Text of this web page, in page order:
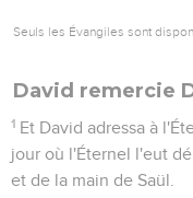
Seuls les Évangiles sont
David remercie
1 Et David adressa à
jour où l'Éternel l'eut
et de la main de Saül.